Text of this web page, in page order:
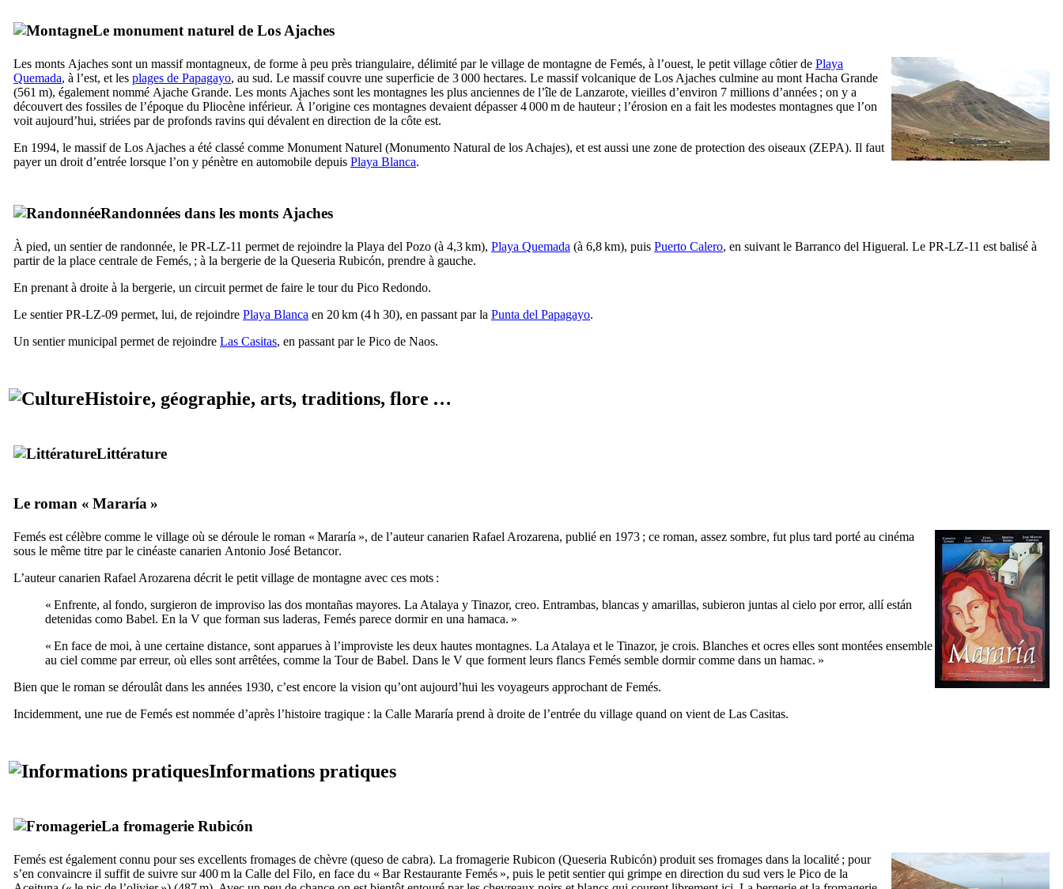
Le monument naturel de Los Ajaches
Les monts Ajaches sont un massif montagneux, de forme à peu près triangulaire, délimité par le village de montagne de Femés, à l’ouest, le petit village côtier de Playa
Quemada, à l’est, et les plages de Papagayo, au sud. Le massif couvre une superficie de 3 000 hectares. Le massif volcanique de Los Ajaches culmine au mont Hacha Grande
(561 m), également nommé Ajache Grande. Les monts Ajaches sont les montagnes les plus anciennes de l’île de Lanzarote, vieilles d’environ 7 millions d’années ; on y a
découvert des fossiles de l’époque du Pliocène inférieur. À l’origine ces montagnes devaient dépasser 4 000 m de hauteur ; l’érosion en a fait les modestes montagnes que l’on
voit aujourd’hui, striées par de profonds ravins qui dévalent en direction de la côte est.
En 1994, le massif de Los Ajaches a été classé comme Monument Naturel (Monumento Natural de los Achajes), et est aussi une zone de protection des oiseaux (ZEPA). Il faut
payer un droit d’entrée lorsque l’on y pénètre en automobile depuis Playa Blanca.
Randonnées dans les monts Ajaches
À pied, un sentier de randonnée, le PR-LZ-11 permet de rejoindre la Playa del Pozo (à 4,3 km), Playa Quemada (à 6,8 km), puis Puerto Calero, en suivant le Barranco del Higueral. Le PR-LZ-11 est balisé à
partir de la place centrale de Femés, ; à la bergerie de la Queseria Rubicón, prendre à gauche.
En prenant à droite à la bergerie, un circuit permet de faire le tour du Pico Redondo.
Le sentier PR-LZ-09 permet, lui, de rejoindre Playa Blanca en 20 km (4 h 30), en passant par la Punta del Papagayo.
Un sentier municipal permet de rejoindre Las Casitas, en passant par le Pico de Naos.
Histoire, géographie, arts, traditions, flore …
Littérature
Le roman « Mararía »
Femés est célèbre comme le village où se déroule le roman « Mararía », de l’auteur canarien Rafael Arozarena, publié en 1973 ; ce roman, assez sombre, fut plus tard porté au cinéma
sous le même titre par le cinéaste canarien Antonio José Betancor.
L’auteur canarien Rafael Arozarena décrit le petit village de montagne avec ces mots :
« Enfrente, al fondo, surgieron de improviso las dos montañas mayores. La Atalaya y Tinazor, creo. Entrambas, blancas y amarillas, subieron juntas al cielo por error, allí están
detenidas como Babel. En la V que forman sus laderas, Femés parece dormir en una hamaca. »
« En face de moi, à une certaine distance, sont apparues à l’improviste les deux hautes montagnes. La Atalaya et le Tinazor, je crois. Blanches et ocres elles sont montées ensemble
au ciel comme par erreur, où elles sont arrêtées, comme la Tour de Babel. Dans le V que forment leurs flancs Femés semble dormir comme dans un hamac. »
Bien que le roman se déroulât dans les années 1930, c’est encore la vision qu’ont aujourd’hui les voyageurs approchant de Femés.
Incidemment, une rue de Femés est nommée d’après l’histoire tragique : la Calle Mararía prend à droite de l’entrée du village quand on vient de Las Casitas.
Informations pratiques
La fromagerie Rubicón
Femés est également connu pour ses excellents fromages de chèvre (queso de cabra). La fromagerie Rubicon (Queseria Rubicón) produit ses fromages dans la localité ; pour
s’en convaincre il suffit de suivre sur 400 m la Calle del Filo, en face du « Bar Restaurante Femés », puis le petit sentier qui grimpe en direction du sud vers le Pico de la